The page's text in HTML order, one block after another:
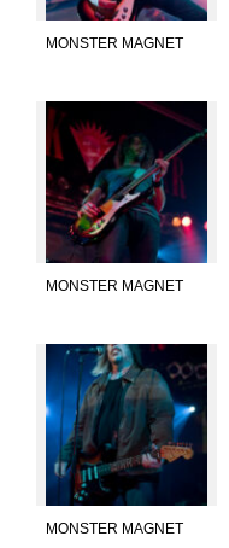
MONSTER MAGNET
MONSTER MAGNET
MONSTER MAGNET